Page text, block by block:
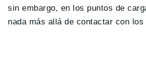
sin embargo, en los puntos de
nada más allá de contactar con